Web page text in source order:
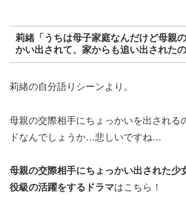
莉緒「うちは母子家庭なんだけど母親
かい出されて、家からも追い出されたの
莉緒の自分語りシーンより。
母親の交際相手にちょっかいを出される
ドなんでしょうか…悲しいですね…
母親の交際相手にちょっかい出された少
役級の活躍をするドラマはこちら！